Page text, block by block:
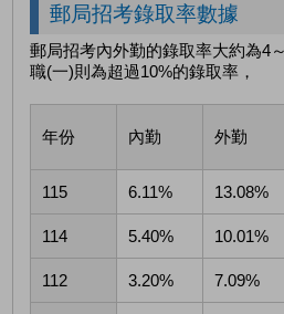
郵局招考錄取率數據
郵局招考內外勤的錄取率大約為4
職(一)則為超過10%的錄取率，
年份 內勤 外勤
115 6.11% 13.08%
114 5.40% 10.01%
112 3.20% 7.09%